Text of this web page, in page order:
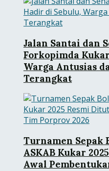
Jalan Santai dan
Forkopimda
Warga Antusias
Terangkat
Turnamen Sepak
ASKAB Kukar
Awal